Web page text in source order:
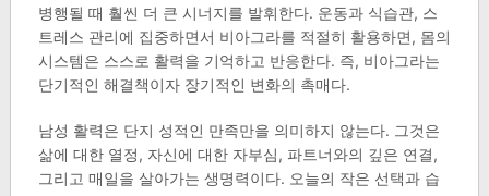
병행될 때 훨씬 더 큰 시너지를 발휘한다. 운동과 식습관, 스
트레스 관리에 집중하면서 비아그라를 적절히 활용하면, 몸의
시스템은 스스로 활력을 기억하고 반응한다. 즉, 비아그라는
단기적인 해결책이자 장기적인 변화의 촉매다.
남성 활력은 단지 성적인 만족만을 의미하지 않는다. 그것은
삶에 대한 열정, 자신에 대한 자부심, 파트너와의 깊은 연결,
그리고 매일을 살아가는 생명력이다. 오늘의 작은 선택과 습